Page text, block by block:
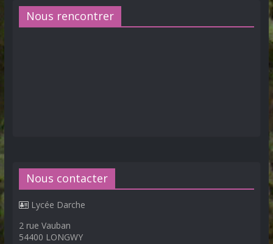
Nous rencontrer
Nous contacter
Lycée Darche
2 rue Vauban
54400 LONGWY